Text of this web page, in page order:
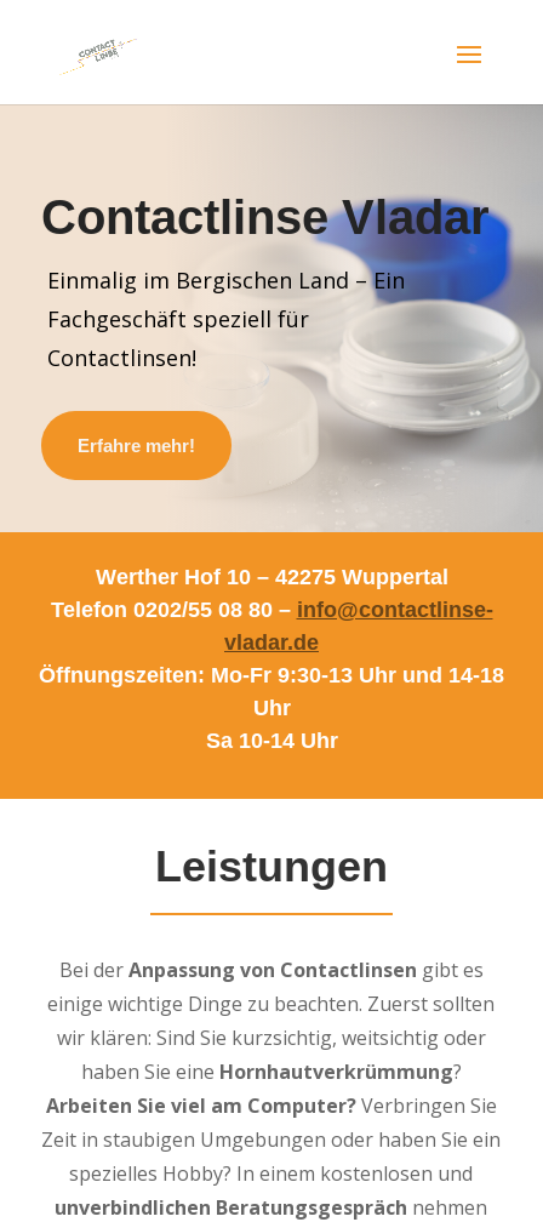
Contactlinse Vladar
Einmalig im Bergischen Land – Ein
Fachgeschäft speziell für
Contactlinsen!
Erfahre mehr!
Werther Hof 10 – 42275 Wuppertal
Telefon 0202/55 08 80 – info@contactlinse-
vladar.de
Öffnungszeiten: Mo-Fr 9:30-13 Uhr und 14-18
Uhr
Sa 10-14 Uhr
Leistungen
Bei derAnpassung von Contactlinsen gibt es
einige wichtige Dinge zu beachten. Zuerst sollten
wir klären: Sind Sie kurzsichtig, weitsichtig oder
haben Sie eine Hornhautverkrümmung?
Arbeiten Sie viel am Computer?Verbringen Sie
Zeit in staubigen Umgebungen oder haben Sie ein
spezielles Hobby? In einem kostenlosen und
unverbindlichen Beratungsgespräch nehmen